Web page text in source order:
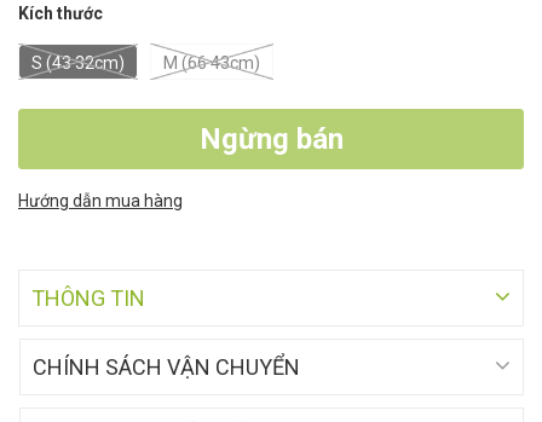
Kích thước
S (43 32cm) M (66 43cm)
Ngừng bán
Hướng dẫn mua hàng
THÔNG TIN
CHÍNH SÁCH VẬN CHUYỂN